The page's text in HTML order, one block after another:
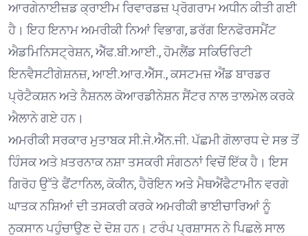
ਆਰਗੇਨਾਈਜ਼ਡ ਕ੍ਰਾਈਮ ਰਿਵਾਰਡਜ਼ ਪ੍ਰੋਗਰਾਮ ਅਧੀਨ ਕੀਤੀ ਗਈ
ਹੈ। ਇਹ ਇਨਾਮ ਅਮਰੀਕੀ ਨਿਆਂ ਵਿਭਾਗ, ਡਰੱਗ ਇਨਫੋਰਸਮੈਂਟ
ਐਡਮਿਨਿਸਟ੍ਰੇਸ਼ਨ, ਐੱਫ.ਬੀ.ਆਈ., ਹੋਮਲੈਂਡ ਸਕਿਓਰਿਟੀ
ਇਨਵੈਸਟੀਗੇਸ਼ਨਜ਼, ਆਈ.ਆਰ.ਐੱਸ., ਕਸਟਮਜ਼ ਐਂਡ ਬਾਰਡਰ
ਪ੍ਰੋਟੈਕਸ਼ਨ ਅਤੇ ਨੈਸ਼ਨਲ ਕੋਆਰਡੀਨੇਸ਼ਨ ਸੈਂਟਰ ਨਾਲ ਤਾਲਮੇਲ ਕਰਕੇ
ਐਲਾਨੇ ਗਏ ਹਨ।
ਅਮਰੀਕੀ ਸਰਕਾਰ ਮੁਤਾਬਕ ਸੀ.ਜੇ.ਐੱਨ.ਜੀ. ਪੱਛਮੀ ਗੋਲਾਰਧ ਦੇ ਸਭ ਤੋਂ
ਹਿੰਸਕ ਅਤੇ ਖ਼ਤਰਨਾਕ ਨਸ਼ਾ ਤਸਕਰੀ ਸੰਗਠਨਾਂ ਵਿਚੋਂ ਇੱਕ ਹੈ। ਇਸ
ਗਿਰੋਹ ਉੱਤੇ ਫੈਂਟਾਨਿਲ, ਕੋਕੀਨ, ਹੈਰੋਇਨ ਅਤੇ ਮੈਥਐਂਫੈਟਾਮੀਨ ਵਰਗੇ
ਘਾਤਕ ਨਸ਼ਿਆਂ ਦੀ ਤਸਕਰੀ ਕਰਕੇ ਅਮਰੀਕੀ ਭਾਈਚਾਰਿਆਂ ਨੂੰ
ਨੁਕਸਾਨ ਪਹੁੰਚਾਉਣ ਦੇ ਦੋਸ਼ ਹਨ। ਟਰੰਪ ਪ੍ਰਸ਼ਾਸਨ ਨੇ ਪਿਛਲੇ ਸਾਲ